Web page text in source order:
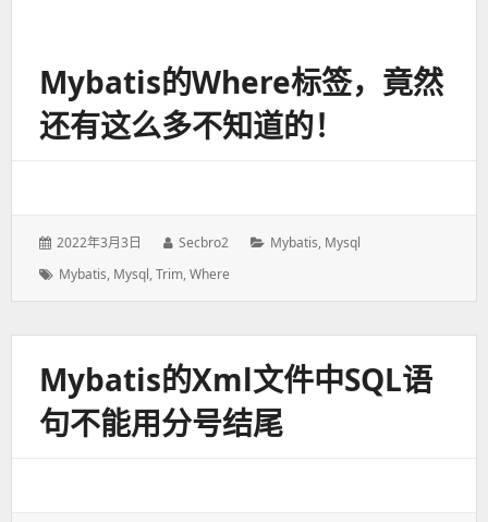
Mybatis的where标签，竟然
还有这么多不知道的！
发
于：
2022年3月3日
作
Secbro2
分
Mybatis, Mysql
标
Mybatis, Mysql,Trim,Where
Mybatis的xml文件中SQL语
句不能用分号结尾